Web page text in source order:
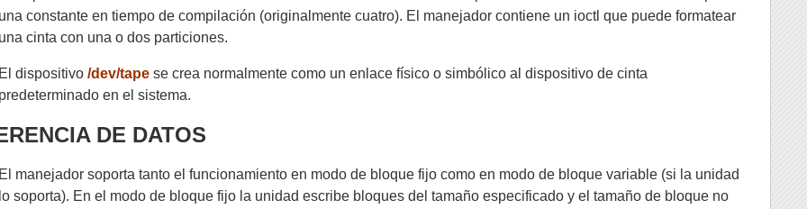
una constante en tiempo de compilación (originalmente cuatro). El manejador contiene un ioctl que puede formatear
una cinta con una o dos particiones.
El dispositivo/dev/tape se crea normalmente como un enlace físico o simbólico al dispositivo de cinta
predeterminado en el sistema.
DE DATOS
El manejador soporta tanto el funcionamiento en modo de bloque fijo como en modo de bloque variable (si la unidad
lo soporta). En el modo de bloque fijo la unidad escribe bloques del tamaño especificado y el tamaño de bloque no